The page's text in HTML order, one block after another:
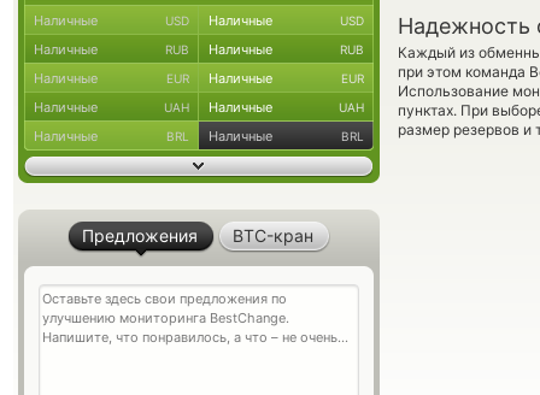
Надежность
Каждый из
при этом команда
Использование
пунктах. При
размер резервов и
Наличные USD Наличные USD
Наличные RUB Наличные RUB
Наличные EUR Наличные EUR
Наличные UAH Наличные UAH
Наличные BRL Наличные BRL
Предложения BTC-кран